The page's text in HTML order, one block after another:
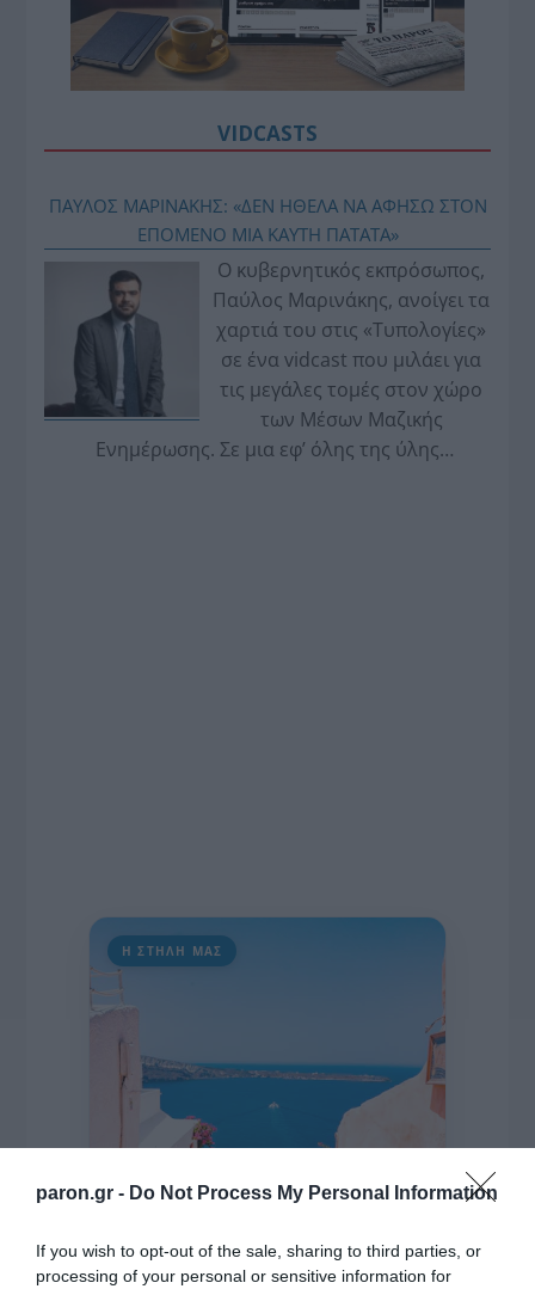
paron.gr - Do Not Process My Personal Information
If you wish to opt-out of the sale, sharing to third parties, or
processing of your personal or sensitive information for
VIDCASTS
ΠΑΥΛΟΣ ΜΑΡΙΝΑΚΗΣ: «ΔΕΝ ΗΘΕΛΑ ΝΑ ΑΦΗΣΩ ΣΤΟΝ
ΕΠΟΜΕΝΟ ΜΙΑ ΚΑΥΤΗ ΠΑΤΑΤΑ»
Ο κυβερνητικός εκπρόσωπος,
Παύλος Μαρινάκης, ανοίγει τα
χαρτιά του στις «Τυπολογίες»
σε ένα vidcast που μιλάει για
τις μεγάλες τομές στον χώρο
των Μέσων Μαζικής
Ενημέρωσης. Σε μια εφ’ όλης της ύλης
Η ΣΤΗΛΗ ΜΑΣ